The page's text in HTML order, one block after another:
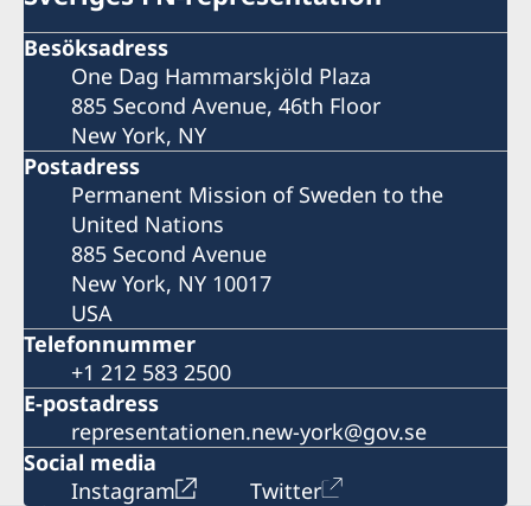
Besöksadress
One Dag Hammarskjöld Plaza
885 Second Avenue, 46th Floor
New York, NY
Postadress
Permanent Mission of Sweden to the
United Nations
885 Second Avenue
New York, NY 10017
USA
Telefonnummer
+1 212 583 2500
E-postadress
representationen.new-york@gov.se
Social media
Instagram
Twitter